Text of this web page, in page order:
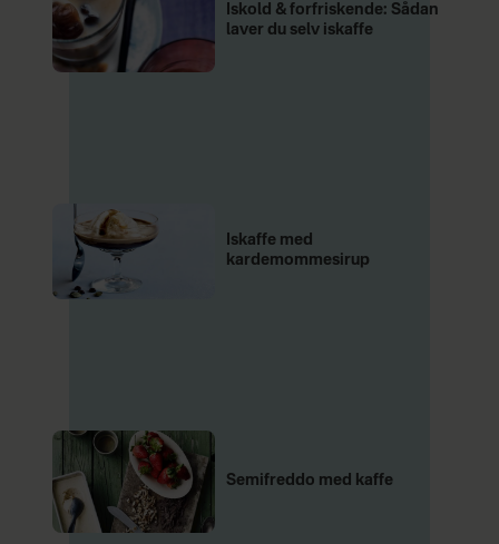
Iskold & forfriskende: Sådan
laver du selv iskaffe
Iskaffe med
kardemommesirup
Semifreddo med kaffe